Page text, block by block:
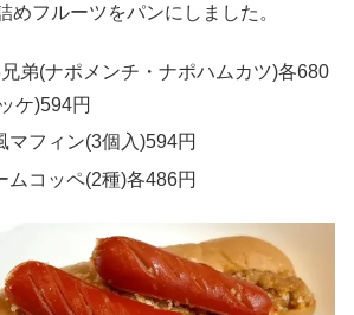
めフルーツをパンにしました。
弟(ナポメンチ・ナポハムカツ)各680
ケ)594円
マフィン(3個入)594円
ムコッペ(2種)各486円